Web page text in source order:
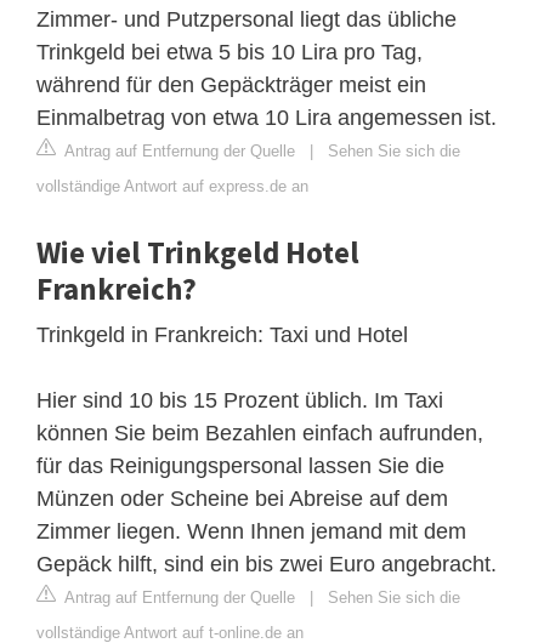
Zimmer- und Putzpersonal liegt das übliche
Trinkgeld bei etwa 5 bis 10 Lira pro Tag,
während für den Gepäckträger meist ein
Einmalbetrag von etwa 10 Lira angemessen ist.
Antrag auf Entfernung der Quelle | Sehen Sie sich die
vollständige Antwort auf express.de an
Wie viel Trinkgeld Hotel
Frankreich?
Trinkgeld in Frankreich: Taxi und Hotel
Hier sind 10 bis 15 Prozent üblich. Im Taxi
können Sie beim Bezahlen einfach aufrunden,
für das Reinigungspersonal lassen Sie die
Münzen oder Scheine bei Abreise auf dem
Zimmer liegen. Wenn Ihnen jemand mit dem
Gepäck hilft, sind ein bis zwei Euro angebracht.
Antrag auf Entfernung der Quelle | Sehen Sie sich die
vollständige Antwort auf t-online.de an